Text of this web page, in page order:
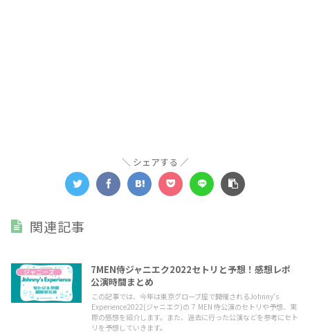
シェアする
関連記事
ジャニーズ
7MEN侍ジャニエク2022セトリと予想！感想レポ
公演時間まとめ
この記事では、今年は東京グローブ座で開催されるJohnny's
Experience2022(ジャニエク)の７ MEN 侍公演のセトリや予想、実
際の感想を紹介します。また、過去に行った公演などを参考にセト
リを予想していきます。